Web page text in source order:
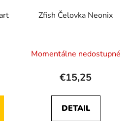
Zfish Čelovka Neonix
Momentálne nedostupné
€15,25
DETAIL